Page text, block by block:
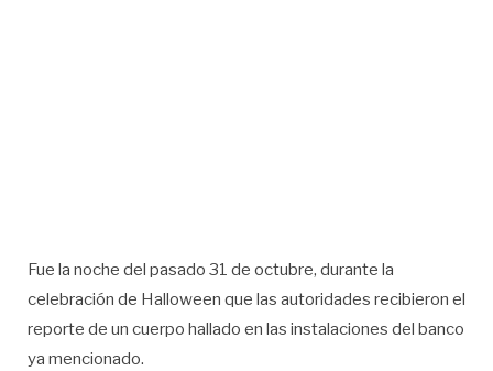
Fue la noche del pasado 31 de octubre, durante la
celebración de Halloween que las autoridades recibieron el
reporte de un cuerpo hallado en las instalaciones del banco
ya mencionado.